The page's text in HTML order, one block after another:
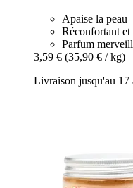
Apaise la peau
Réconfortant et
Parfum
3,59 € (35,90 € / kg)
Livraison jusqu'au 17